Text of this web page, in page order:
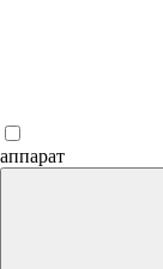
аппарат